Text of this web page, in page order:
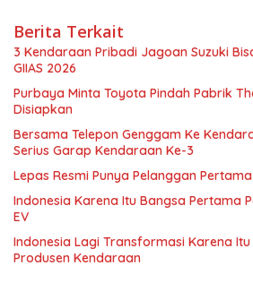
Berita Terkait
3 Kendaraan Pribadi Jagoan Suzuki
GIIAS 2026
Purbaya Minta Toyota Pindah Pabrik
Disiapkan
Bersama Telepon Genggam Ke
Serius Garap Kendaraan Ke-3
Lepas Resmi Punya Pelanggan
Indonesia Karena Itu Bangsa Pertama
EV
Indonesia Lagi Transformasi Karena Itu
Produsen Kendaraan